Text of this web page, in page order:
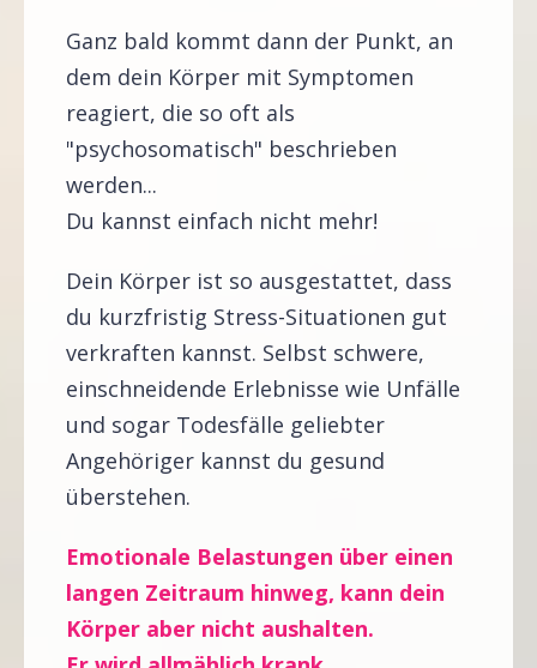
Ganz bald kommt dann der Punkt, an
dem dein Körper mit Symptomen
reagiert, die so oft als
"psychosomatisch" beschrieben
werden...
Du kannst einfach nicht mehr!
Dein Körper ist so ausgestattet, dass
du kurzfristig Stress-Situationen gut
verkraften kannst. Selbst schwere,
einschneidende Erlebnisse wie Unfälle
und sogar Todesfälle geliebter
Angehöriger kannst du gesund
überstehen.
Emotionale Belastungen über einen
langen Zeitraum hinweg, kann dein
Körper aber nicht aushalten.